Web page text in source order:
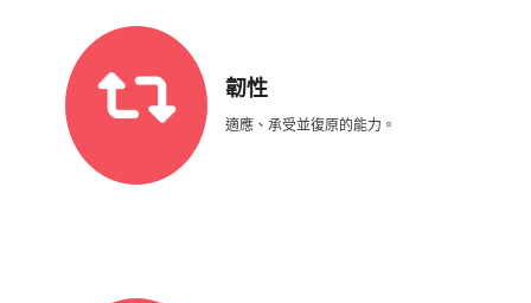
韌性
適應、承受並復原的能力。